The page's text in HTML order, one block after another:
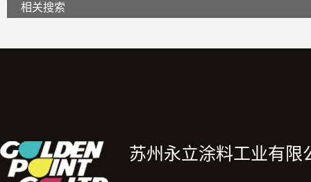
相关搜索
苏州永立涂料工业有限